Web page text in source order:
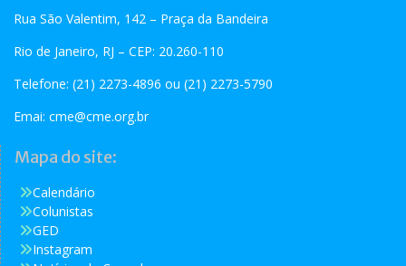
Rua São Valentim, 142 – Praça da Bandeira
Rio de Janeiro, RJ – CEP: 20.260-110
Telefone: (21) 2273-4896 ou (21) 2273-5790
Emai: cme@cme.org.br
Mapa do site:
Calendário
Colunistas
GED
Instagram